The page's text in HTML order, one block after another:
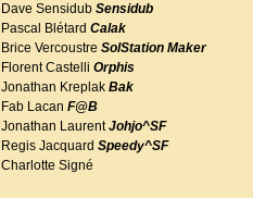
Dave Sensidub Sensidub
Pascal Blétard Calak
Brice Vercoustre SolStation Maker
Florent Castelli Orphis
Jonathan Kreplak Bak
Fab Lacan F@B
Jonathan LaurentJohjo^SF
Regis Jacquard Speedy^SF
Charlotte Signé